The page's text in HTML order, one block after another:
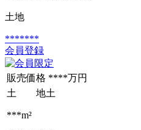
土地
*******
会員登録
販売価格 ****万円
土 地土
***m²